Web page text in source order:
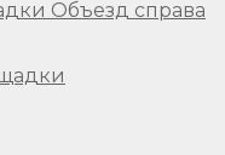
Объезд справа